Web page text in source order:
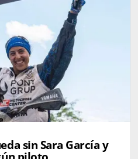
sin Sara García y